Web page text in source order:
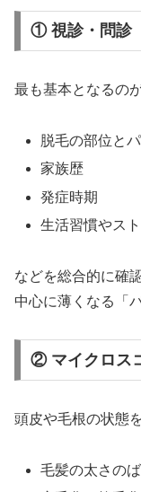
① 視診・問診
最も基本となるの
脱毛の部位と
家族歴
発症時期
生活習慣やス
などを総合的に確
中心に薄くなる「
② マイクロス
頭皮や毛根の状態
毛髪の太さの